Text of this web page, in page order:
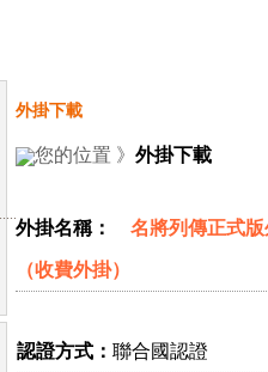
外掛下載
您的位置 》外掛下載
外掛名稱： 名將列傳正式版
（收費外掛）
認證方式：聯合國認證